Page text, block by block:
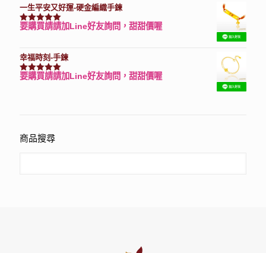
一生平安又好運-硬金編織手鍊
評分7740滿分 5
要購買請請加Line好友詢問，甜甜價喔
幸福時刻-手鍊
評分3150滿分 5
要購買請請加Line好友詢問，甜甜價喔
商品搜尋